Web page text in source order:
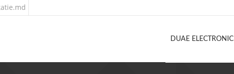
DUAE ELECTRONIC